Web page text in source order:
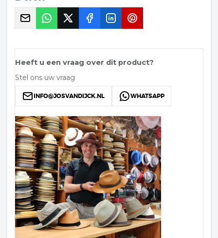
Heeft u een vraag over dit product?
Stel ons uw vraag
INFO@JOSVANDIJCK.NL WHATSAPP